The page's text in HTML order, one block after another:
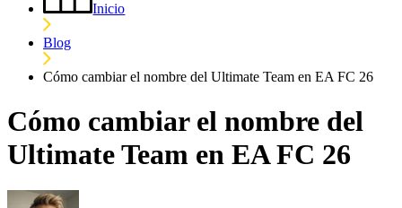
Inicio
Blog
Cómo cambiar el nombre del Ultimate Team en EA FC 26
Cómo cambiar el nombre del
Ultimate Team en EA FC 26